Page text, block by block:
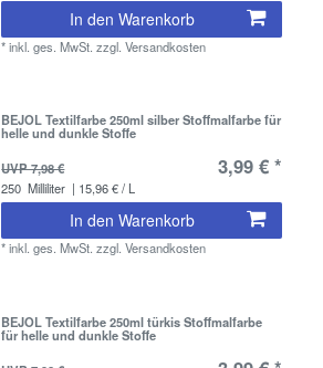
In den Warenkorb
*inkl. ges. MwSt. zzgl.Versandkosten
BEJOL Textilfarbe 250ml silber Stoffmalfarbe für
helle und dunkle Stoffe
UVP 7,98 €
3,99 € *
250 Milliliter | 15,96 € / L
In den Warenkorb
*inkl. ges. MwSt. zzgl.Versandkosten
BEJOL Textilfarbe 250ml türkis Stoffmalfarbe
für helle und dunkle Stoffe